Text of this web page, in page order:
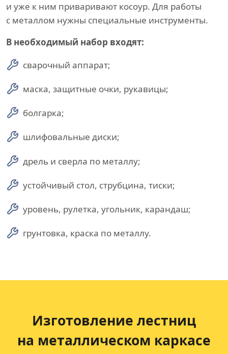
и уже к ним приваривают косоур. Для работы
с металлом нужны специальные инструменты.
В необходимый набор входят:
сварочный аппарат;
маска, защитные очки, рукавицы;
болгарка;
шлифовальные диски;
дрель и сверла по металлу;
устойчивый стол, струбцина, тиски;
уровень, рулетка, угольник, карандаш;
грунтовка, краска по металлу.
Изготовление лестниц
на металлическом каркасе